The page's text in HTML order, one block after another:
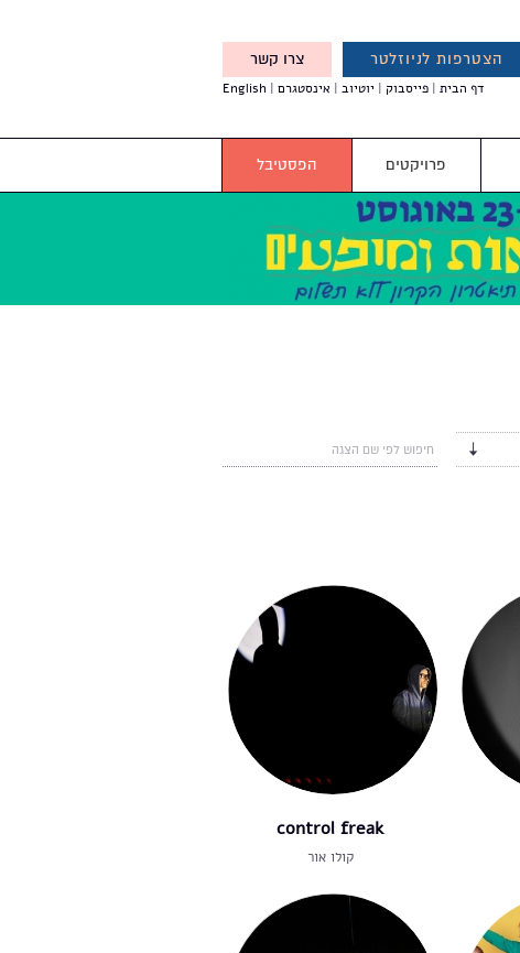
הצטרפות לניוזלטר צרו קשר
והטבות מיוחדות עבורך
דף הבית פייסבוק יוטיוב אינסטגרם English
פרויקטים הפסטיבל
control freak
קולו אור